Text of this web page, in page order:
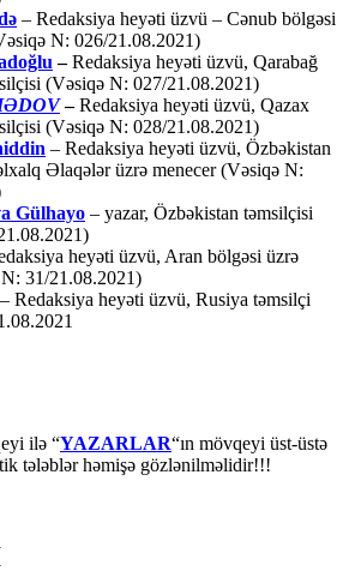
– Redaksiya heyəti üzvü – Cənub bölgəsi
N: 026/21.08.2021)
–Redaksiya heyəti üzvü, Qarabağ
(Vəsiqə N: 027/21.08.2021)
–Redaksiya heyəti üzvü, Qazax
(Vəsiqə N: 028/21.08.2021)
– Redaksiya heyəti üzvü, Özbəkistan
Əlaqələr üzrə menecer (Vəsiqə N:
Gülhayo – yazar, Özbəkistan təmsilçisi
heyəti üzvü, Aran bölgəsi üzrə
31/21.08.2021)
– Redaksiya heyəti üzvü, Rusiya təmsilçi
ilə “YAZARLAR“ın mövqeyi üst-üstə
tələblər həmişə gözlənilməlidir!!!